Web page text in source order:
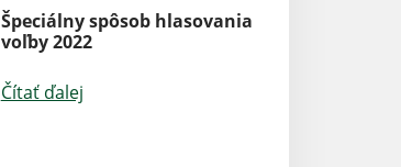
Špeciálny spôsob hlasovania
voľby 2022
Čítať ďalej